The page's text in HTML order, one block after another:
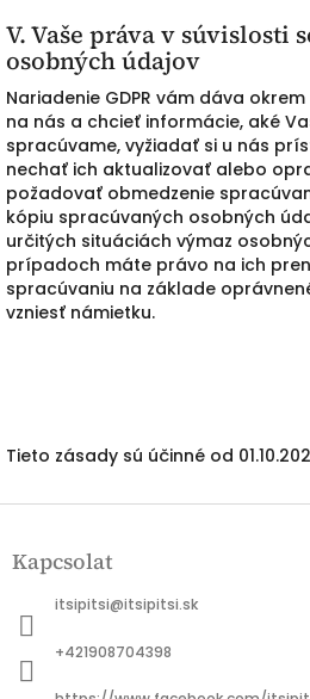
V. Vaše práva v súvislosti
osobných údajov
Nariadenie GDPR vám dáva
na nás a chcieť informácie, aké
spracúvame, vyžiadať si u nás
nechať ich aktualizovať alebo
požadovať obmedzenie
kópiu spracúvaných osobných
určitých situáciách výmaz
prípadoch máte právo na ich
spracúvaniu na základe
vzniesť námietku.
Tieto zásady sú účinné od
bKapcsolat
itsipitsi@itsipitsi.sk
+421908704398